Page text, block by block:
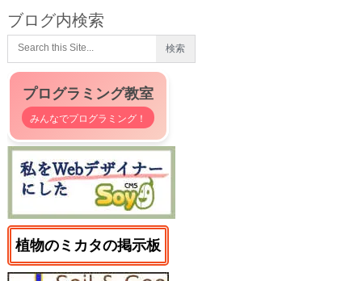
ブログ内検索
プログラミング教室
みんなでプログラミング！
植物のミカタの掲示板